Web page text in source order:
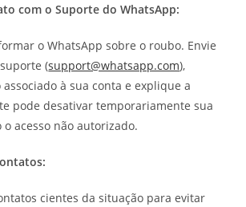
com o Suporte do WhatsApp:
o WhatsApp sobre o roubo. Envie
(support@whatsapp.com),
à sua conta e explique a
pode desativar temporariamente sua
acesso não autorizado.
cientes da situação para evitar